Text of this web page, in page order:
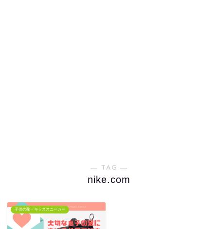
― TAG ―
nike.com
子供の靴・キッズスニーカー